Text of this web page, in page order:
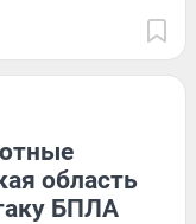
область
БПЛА